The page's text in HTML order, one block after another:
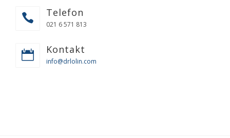
Telefon
021 6 571 813
Kontakt
info@drlolin.com